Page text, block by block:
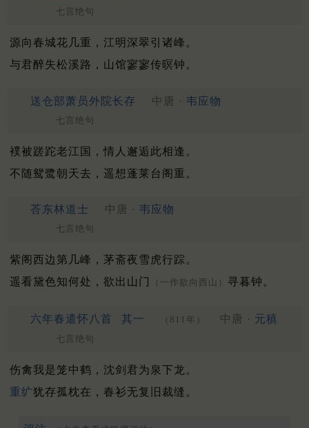
七言绝句
源向春城花几重，江明深翠引诸峰。
与君醉失松溪路，山馆寥寥传暝钟。
送仓部萧员外院长存 中唐 · 韦应物
七言绝句
襆被蹉跎老江国，情人邂逅此相逢。
不随鸳鹭朝天去，遥想蓬莱台阁重。
荅东林道士 中唐 · 韦应物
七言绝句
紫阁西边第几峰，茅斋夜雪虎行踪。
遥看黛色知何处，欲出山门
（一作欲向西山） 寻暮钟。
六年春遣怀八首 其一 （811年） 中唐 · 元稹
七言绝句
伤禽我是笼中鹤，沈剑君为泉下龙。
重纩犹存孤枕在，春衫无复旧裁缝。